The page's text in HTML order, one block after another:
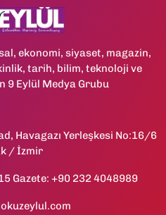
ekonomi, siyaset, magazin,
tarih, bilim, teknoloji ve
9 Eylül Medya Grubu
Havagazı Yerleşkesi No:16/6
/ İzmir
Gazete: +90 232 4048989